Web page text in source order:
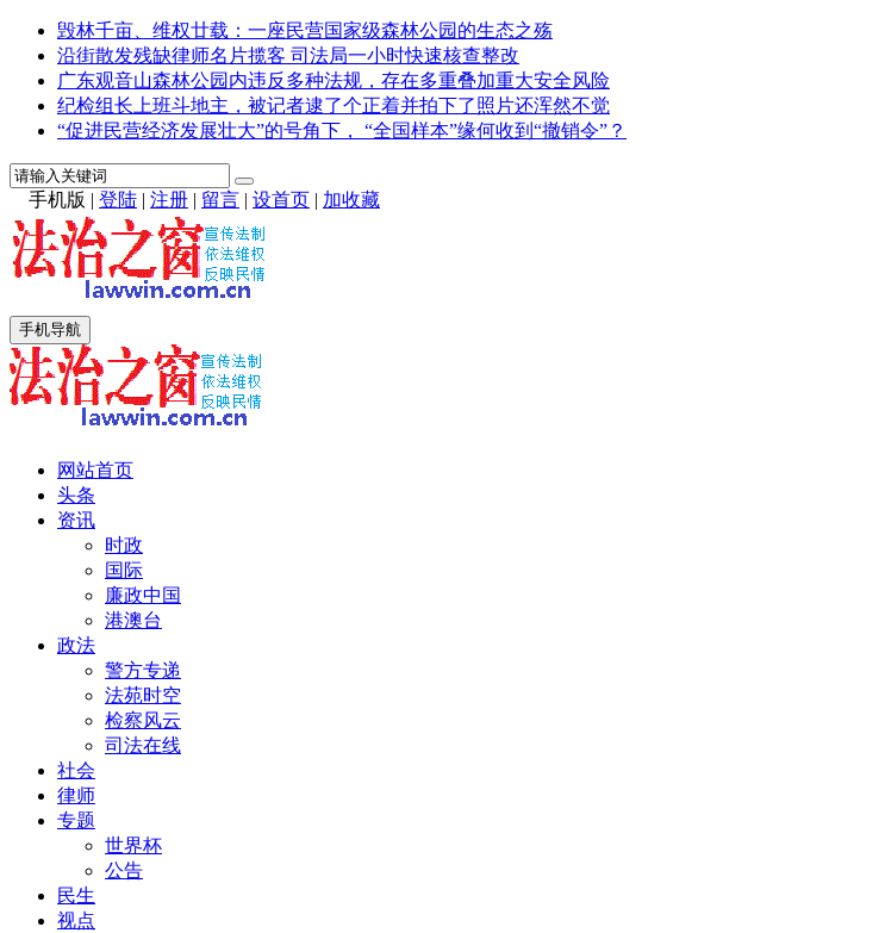
毁林千亩、维权廿载：一座民营国家级森林公园的生态之殇
沿街散发残缺律师名片揽客 司法局一小时快速核查整改
广东观音山森林公园内违反多种法规，存在多重叠加重大安全风险
纪检组长上班斗地主，被记者逮了个正着并拍下了照片还浑然不觉
“促进民营经济发展壮大”的号角下， “全国样本”缘何收到“撤销令”？
手机版 | 登陆 | 注册 | 留言 | 设首页 | 加收藏
手机导航
网站首页
头条
资讯
时政
国际
廉政中国
港澳台
政法
警方专递
法苑时空
检察风云
司法在线
社会
律师
专题
世界杯
公告
民生
视点